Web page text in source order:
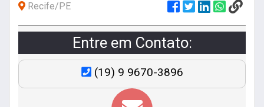
Recife/PE
Entre em Contato:
(19) 9 9670-3896